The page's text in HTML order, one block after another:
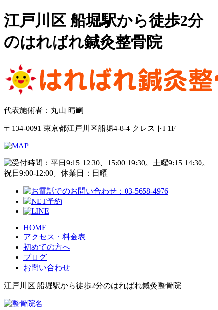
江戸川区 船堀駅から徒歩2分
のはればれ鍼灸整骨院
代表施術者：丸山 晴嗣
〒134-0091 東京都江戸川区船堀4-8-4 クレストI 1F
HOME
アクセス・料金表
初めての方へ
ブログ
お問い合わせ
江戸川区 船堀駅から徒歩2分のはればれ鍼灸整骨院